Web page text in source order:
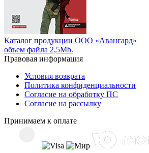
Каталог продукции ООО «Авангард»
объем файла 2,5Mb.
Правовая информация
Условия возврата
Политика конфиденциальности
Согласие на обработку ПС
Согласие на рассылку
Принимаем к оплате